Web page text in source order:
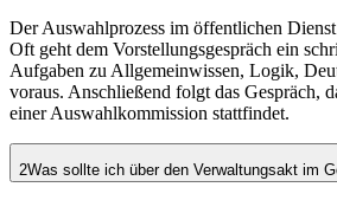
Der Auswahlprozess im öffentlichen
Oft geht dem Vorstellungsgespräch ein
Aufgaben zu Allgemeinwissen, Logik,
voraus. Anschließend folgt das Gespräch,
einer Auswahlkommission stattfindet.
2Was sollte ich über den Verwaltungsakt im